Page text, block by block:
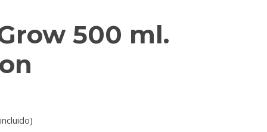
500 ml.